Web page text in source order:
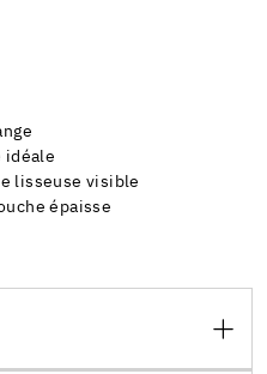
idéale
lisseuse visible
épaisse